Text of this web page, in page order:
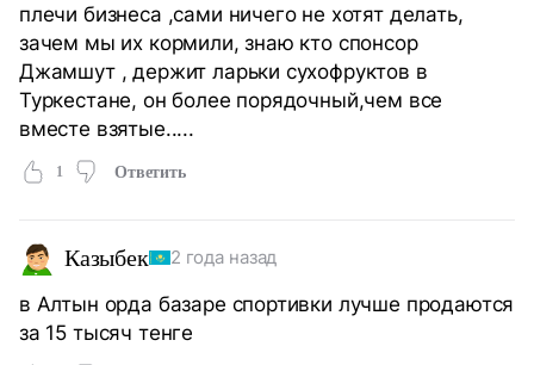
плечи бизнеса ,сами ничего не хотят делать,
зачем мы их кормили, знаю кто спонсор
Джамшут , держит ларьки сухофруктов в
Туркестане, он более порядочный,чем все
вместе взятые.....
1 Ответить
Казыбек 2 года назад
в Алтын орда базаре спортивки лучше продаются
за 15 тысяч тенге